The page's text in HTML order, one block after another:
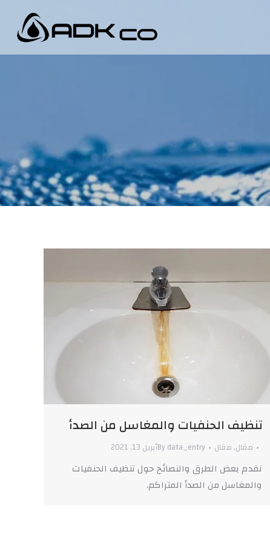
تنظيف الحنفيات والمغاسل من الصدأ
مقال, مقال Bydata_entry أبريل 13, 2021
نقدم بعض الطرق والنصائح حول تنظيف الحنفيات
والمغاسل من الصدأ المتراكم.